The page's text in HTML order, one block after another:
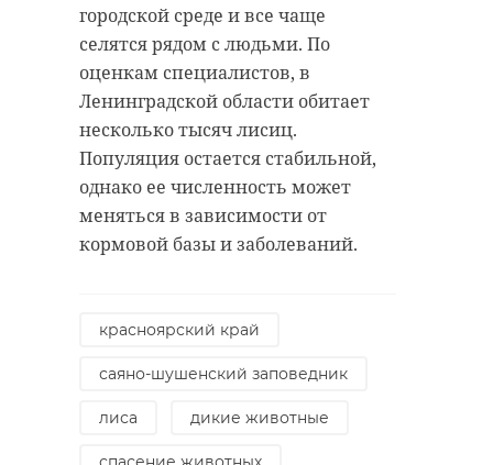
городской среде и все чаще
селятся рядом с людьми. По
оценкам специалистов, в
Ленинградской области обитает
несколько тысяч лисиц.
Популяция остается стабильной,
однако ее численность может
меняться в зависимости от
кормовой базы и заболеваний.
красноярский край
саяно-шушенский заповедник
лиса дикие животные